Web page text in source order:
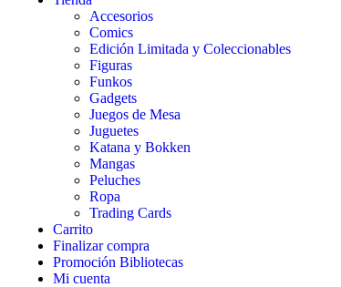
Accesorios
Comics
Edición Limitada y Coleccionables
Figuras
Funkos
Gadgets
Juegos de Mesa
Juguetes
Katana y Bokken
Mangas
Peluches
Ropa
Trading Cards
Carrito
Finalizar compra
Promoción Bibliotecas
Mi cuenta